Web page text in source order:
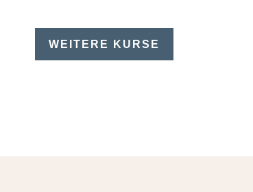
WEITERE KURSE